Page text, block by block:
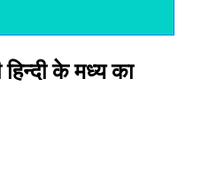
के मध्य का